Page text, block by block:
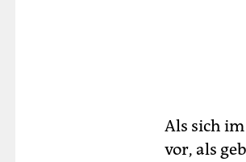
Als sich
vor, als